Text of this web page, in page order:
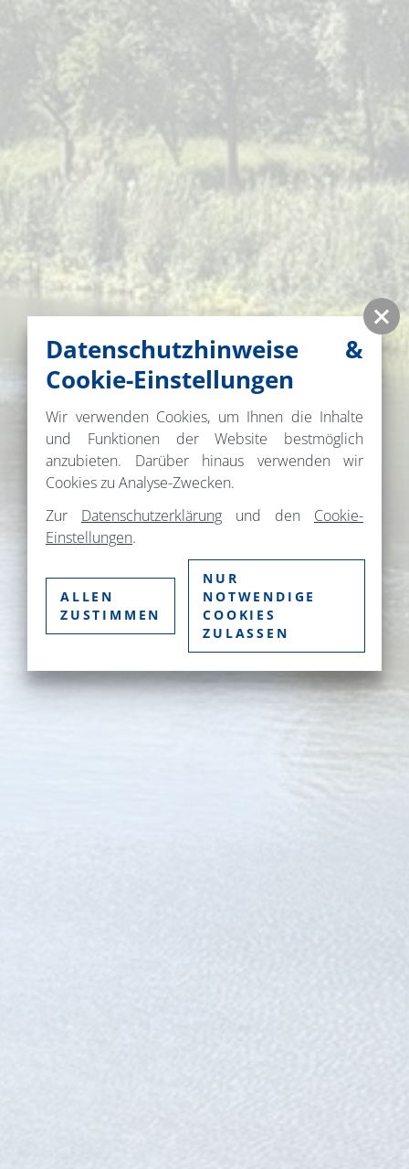
Datenschutzhinweise &
Cookie-Einstellungen
Wir verwenden Cookies, um Ihnen die Inhalte
und Funktionen der Website bestmöglich
anzubieten. Darüber hinaus verwenden wir
Cookies zu Analyse-Zwecken.
Zur Datenschutzerklärung und den Cookie-
Einstellungen.
ALLEN
ZUSTIMMEN
NUR
NOTWENDIGE
COOKIES
ZULASSEN